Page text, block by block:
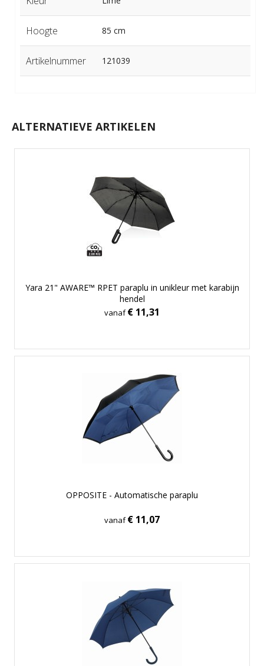
Hoogte 85 cm
Artikelnummer 121039
ALTERNATIEVE ARTIKELEN
Yara 21" AWARE™ RPET paraplu in unikleur met karabijn
hendel
vanaf€ 11,31
OPPOSITE - Automatische paraplu
vanaf€ 11,07